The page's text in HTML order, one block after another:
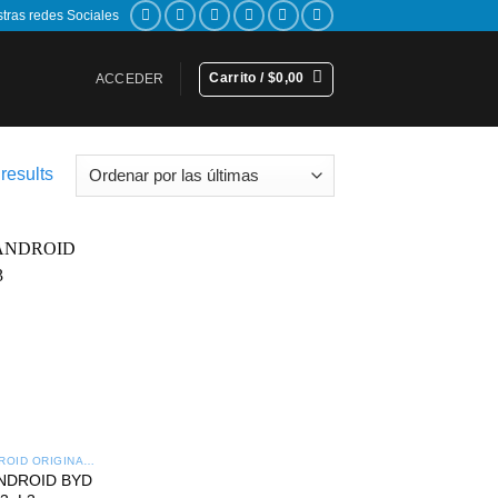
redes Sociales
ACCEDER Carrito / $0,00
Sorted
BYD